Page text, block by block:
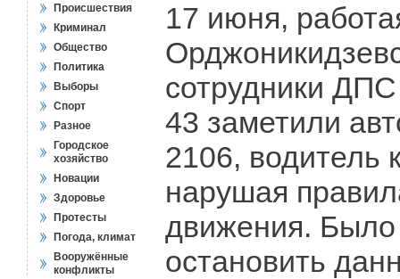
Происшествия
Криминал
Общество
Политика
Выборы
Спорт
Разное
Городское
хозяйство
Новации
Здоровье
Протесты
Погода, климат
Вооружённые
конфликты
17 июня,
сотрудники
43 заметили
2106, водитель
нарушая
движения.
остановить